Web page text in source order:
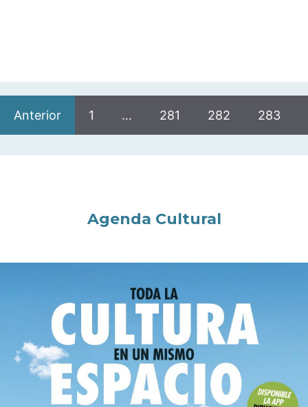
Anterior 1 … 281 282 283
Agenda Cultural